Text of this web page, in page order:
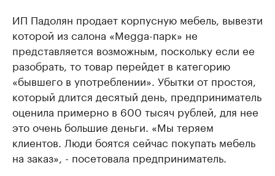
ИП Падолян продает корпусную мебель, вывезти
которой из салона «Megga-парк» не
представляется возможным, поскольку если ее
разобрать, то товар перейдет в категорию
«бывшего в употреблении». Убытки от простоя,
который длится десятый день, предприниматель
оценила примерно в 600 тысяч рублей, для нее
это очень большие деньги. «Мы теряем
клиентов. Люди боятся сейчас покупать мебель
на заказ», - посетовала предприниматель.